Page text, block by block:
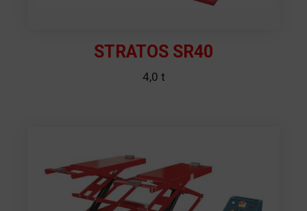
STRATOS SR40
4,0 t